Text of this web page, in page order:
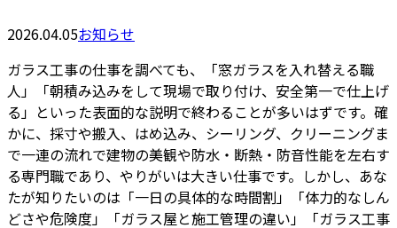
2026.04.05お知らせ
ガラス工事の仕事を調べても、「窓ガラスを入れ替える職
人」「朝積み込みをして現場で取り付け、安全第一で仕上げ
る」といった表面的な説明で終わることが多いはずです。確
かに、採寸や搬入、はめ込み、シーリング、クリーニングま
で一連の流れで建物の美観や防水・断熱・防音性能を左右す
る専門職であり、やりがいは大きい仕事です。しかし、あな
たが知りたいのは「一日の具体的な時間割」「体力的なしん
どさや危険度」「ガラス屋と施工管理の違い」「ガラス工事